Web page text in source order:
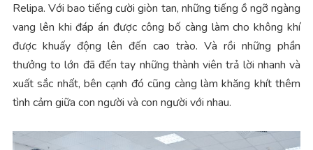
Relipa. Với bao tiếng cười giòn tan, những tiếng ồ ngỡ ngàng
vang lên khi đáp án được công bố càng làm cho không khí
được khuấy động lên đến cao trào. Và rồi những phần
thưởng to lớn đã đến tay những thành viên trả lời nhanh và
xuất sắc nhất, bên cạnh đó cũng càng làm khăng khít thêm
tình cảm giữa con người và con người với nhau.